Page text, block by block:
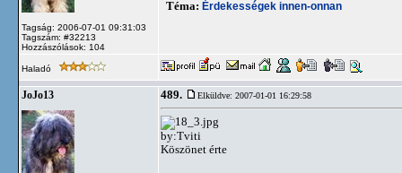
Tagság: 2006-07-01 09:31:03
Tagszám: #32213
Hozzászólások: 104
Téma: Érdekességek innen-onnan
Haladó
JoJo13 489. Elküldve: 2007-01-01 16:29:58
by:Tviti
Köszönet érte